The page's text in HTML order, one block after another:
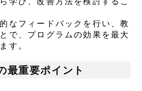
なフィードバックを行い、教
で、プログラムの効果を最大
す。
最重要ポイント